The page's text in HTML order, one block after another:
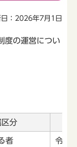
日：2026年7月1日
度の運営につい
区分
者 令和